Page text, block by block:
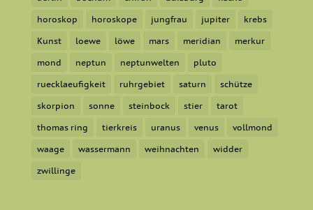
horoskop horoskope jungfrau jupiter krebs
Kunst loewe löwe mars meridian merkur
mond neptun neptunwelten pluto
ruecklaeufigkeit ruhrgebiet saturn schütze
skorpion sonne steinbock stier tarot
thomas ring tierkreis uranus venus vollmond
waage wassermann weihnachten widder
zwillinge